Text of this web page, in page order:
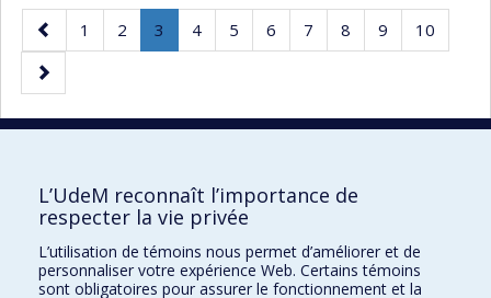
Page
précédente
Page
1 Page
2 Page
3
Page
Page
4 Page
5 Page
6 Page
7 Page
8 Page
9 Page
10
Page
suivante
Faculté des sciences de l'éducation
L’UdeM reconnaît l’importance de
respecter la vie privée
L’utilisation de témoins nous permet d’améliorer et de
personnaliser votre expérience Web. Certains témoins
sont obligatoires pour assurer le fonctionnement et la